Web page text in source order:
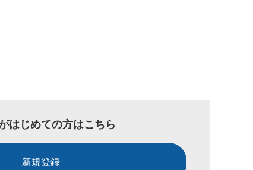
はじめての方はこちら
新規登録